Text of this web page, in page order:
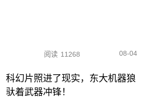
阅读 11268 08-04
科幻片照进了现实，东大机器狼
驮着武器冲锋！